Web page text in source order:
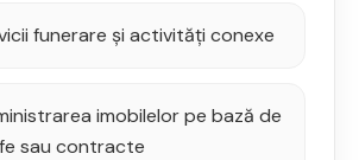
funerare și activități conexe
imobilelor pe bază de
sau contracte